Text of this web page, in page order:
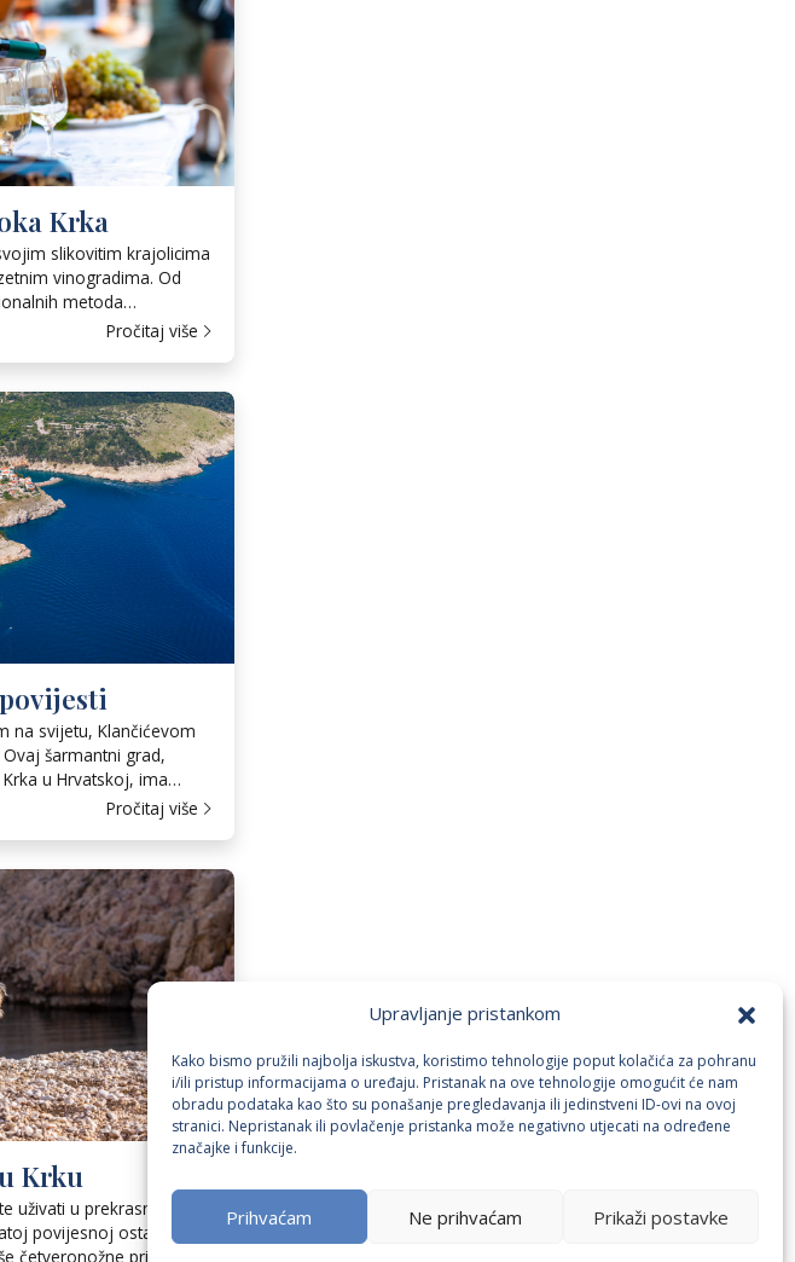
Upravljanje pristankom
Kako bismo pružili najbolja iskustva, koristimo tehnologije poput kolačića za pohranu
i/ili pristup informacijama o uređaju. Pristanak na ove tehnologije omogućit će nam
obradu podataka kao što su ponašanje pregledavanja ili jedinstveni ID-ovi na ovoj
stranici. Nepristanak ili povlačenje pristanka može negativno utjecati na određene
značajke i funkcije.
Prihvaćam Ne prihvaćam Prikaži postavke
Krka
slikovitim krajolicima
vinogradima. Od
metoda
okuse koji ovaj otok
vinski entuzijasti
iz […]
Pročitaj više
na svijetu, Klančićevom
šarmantni grad,
u Hrvatskoj, ima
Zaintrigirati će
ere, u […]
Pročitaj više
Krku
uživati u prekrasnim
povijesnoj ostavštini.
četveronožne prijatelje.